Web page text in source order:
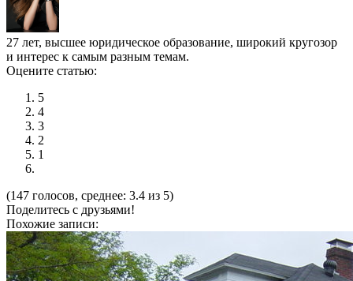
27 лет, высшее юридическое образование, широкий кругозор
и интерес к самым разным темам.
Оцените статью:
5
4
3
2
1
(147 голосов, среднее: 3.4 из 5)
Поделитесь с друзьями!
Похожие записи: